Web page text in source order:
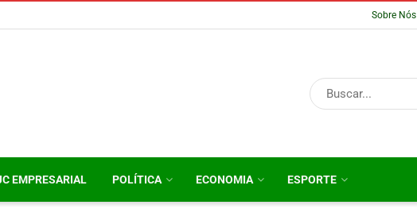
Sobre Nós
EMPRESARIAL POLÍTICA ECONOMIA ESPORTE